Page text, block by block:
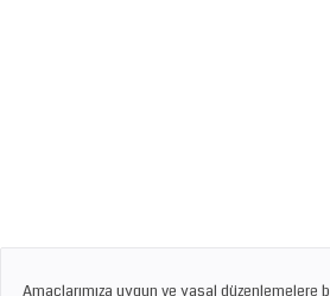
Amaçlarımıza uygun ve yasal düzenlemelere